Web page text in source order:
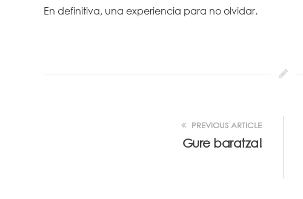
En definitiva, una experiencia para no olvidar.
PREVIOUS ARTICLE
Gure baratza!